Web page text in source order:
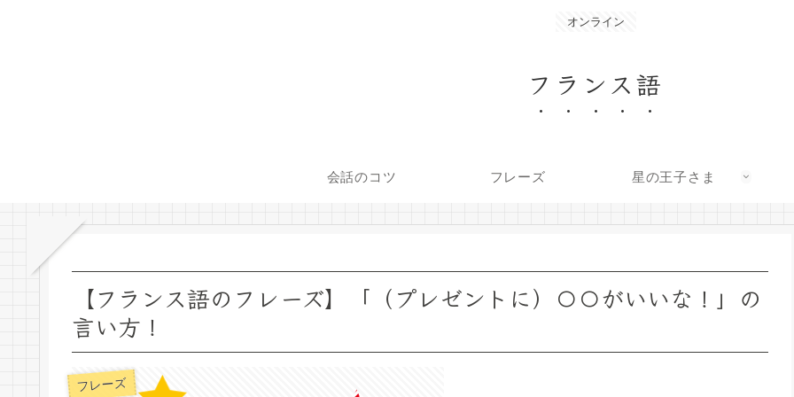
オンライン
フランス語
会話のコツ フレーズ 星の王子さま
【フランス語のフレーズ】「（プレゼントに）〇〇がいいな！」の
言い方！
フレーズ